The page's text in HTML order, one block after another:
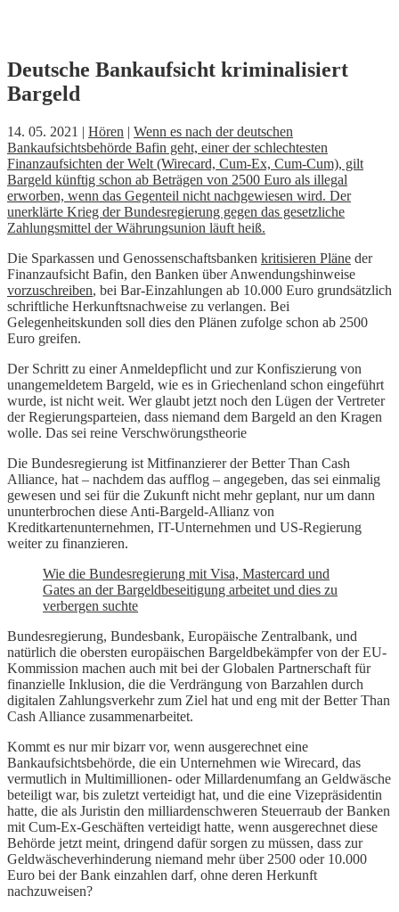
Skip
to
content
Deutsche Bankaufsicht kriminalisiert
Bargeld
14. 05. 2021 | Hören | Wenn es nach der deutschen
Bankaufsichtsbehörde Bafin geht, einer der schlechtesten
Finanzaufsichten der Welt (Wirecard, Cum-Ex, Cum-Cum), gilt
Bargeld künftig schon ab Beträgen von 2500 Euro als illegal
erworben, wenn das Gegenteil nicht nachgewiesen wird. Der
unerklärte Krieg der Bundesregierung gegen das gesetzliche
Zahlungsmittel der Währungsunion läuft heiß.
Die Sparkassen und Genossenschaftsbanken kritisieren Pläne der
Finanzaufsicht Bafin, den Banken über Anwendungshinweise
vorzuschreiben, bei Bar-Einzahlungen ab 10.000 Euro grundsätzlich
schriftliche Herkunftsnachweise zu verlangen. Bei
Gelegenheitskunden soll dies den Plänen zufolge schon ab 2500
Euro greifen.
Der Schritt zu einer Anmeldepflicht und zur Konfiszierung von
unangemeldetem Bargeld, wie es in Griechenland schon eingeführt
wurde, ist nicht weit. Wer glaubt jetzt noch den Lügen der Vertreter
der Regierungsparteien, dass niemand dem Bargeld an den Kragen
wolle. Das sei reine Verschwörungstheorie
Die Bundesregierung ist Mitfinanzierer der Better Than Cash
Alliance, hat – nachdem das aufflog – angegeben, das sei einmalig
gewesen und sei für die Zukunft nicht mehr geplant, nur um dann
ununterbrochen diese Anti-Bargeld-Allianz von
Kreditkartenunternehmen, IT-Unternehmen und US-Regierung
weiter zu finanzieren.
Wie die Bundesregierung mit Visa, Mastercard und
Gates an der Bargeldbeseitigung arbeitet und dies zu
verbergen suchte
Bundesregierung, Bundesbank, Europäische Zentralbank, und
natürlich die obersten europäischen Bargeldbekämpfer von der EU-
Kommission machen auch mit bei der Globalen Partnerschaft für
finanzielle Inklusion, die die Verdrängung von Barzahlen durch
digitalen Zahlungsverkehr zum Ziel hat und eng mit der Better Than
Cash Alliance zusammenarbeitet.
Kommt es nur mir bizarr vor, wenn ausgerechnet eine
Bankaufsichtsbehörde, die ein Unternehmen wie Wirecard, das
vermutlich in Multimillionen- oder Millardenumfang an Geldwäsche
beteiligt war, bis zuletzt verteidigt hat, und die eine Vizepräsidentin
hatte, die als Juristin den milliardenschweren Steuerraub der Banken
mit Cum-Ex-Geschäften verteidigt hatte, wenn ausgerechnet diese
Behörde jetzt meint, dringend dafür sorgen zu müssen, dass zur
Geldwäscheverhinderung niemand mehr über 2500 oder 10.000
Euro bei der Bank einzahlen darf, ohne deren Herkunft
nachzuweisen?